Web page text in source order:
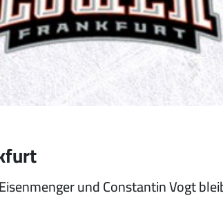
und Constantin Vogt